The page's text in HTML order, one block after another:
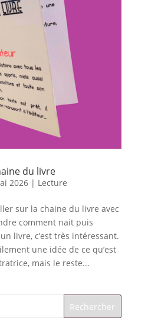
du livre
2026| Lecture
sur la chaine du livre avec
comment nait puis
livre, c’est très intéressant.
une idée de ce qu’est
mais le reste...